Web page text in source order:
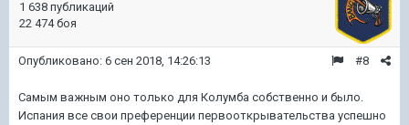
1 638 публикаций
22 474 боя
#8
Опубликовано: 6 сен 2018, 14:26:13
Самым важным оно только для Колумба собственно и было.
Испания все свои преференции первооткрывательства успешно